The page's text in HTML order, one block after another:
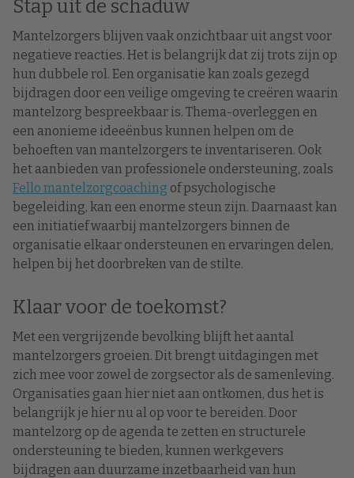
Stap uit de schaduw
Mantelzorgers blijven vaak onzichtbaar uit angst voor
negatieve reacties. Het is belangrijk dat zij trots zijn op
hun dubbele rol. Een organisatie kan zoals gezegd
bijdragen door een veilige omgeving te creëren waarin
mantelzorg bespreekbaar is. Thema-overleggen en
een anonieme ideeënbus kunnen helpen om de
behoeften van mantelzorgers te inventariseren. Ook
het aanbieden van professionele ondersteuning, zoals
Fello mantelzorgcoaching of psychologische
begeleiding, kan een enorme steun zijn. Daarnaast kan
een initiatief waarbij mantelzorgers binnen de
organisatie elkaar ondersteunen en ervaringen delen,
helpen bij het doorbreken van de stilte.
Klaar voor de toekomst?
Met een vergrijzende bevolking blijft het aantal
mantelzorgers groeien. Dit brengt uitdagingen met
zich mee voor zowel de zorgsector als de samenleving.
Organisaties gaan hier niet aan ontkomen, dus het is
belangrijk je hier nu al op voor te bereiden. Door
mantelzorg op de agenda te zetten en structurele
ondersteuning te bieden, kunnen werkgevers
bijdragen aan duurzame inzetbaarheid van hun